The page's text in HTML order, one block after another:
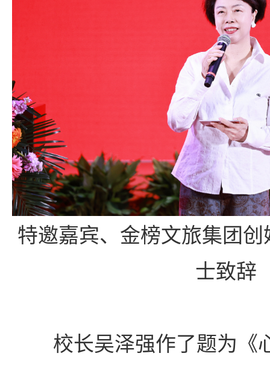
特邀嘉宾、金榜文旅集团
士致辞
校长吴泽强作了题为《